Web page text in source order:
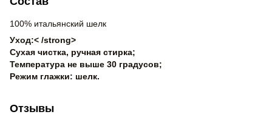
100% итальянский шелк
Уход:< /strong>
Сухая чистка, ручная стирка;
Температура не выше 30 градусов;
Режим глажки: шелк.
Отзывы